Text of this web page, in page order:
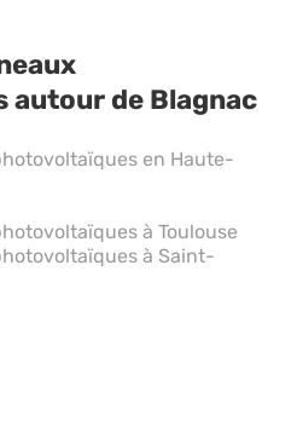
de Blagnac
en Haute-
à Toulouse
à Saint-